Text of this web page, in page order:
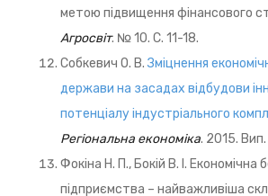
метою підвищення фінансового
Агросвіт. № 10. С. 11-18.
Собкевич О. В.Зміцнення
держави на засадах відбудови
потенціалу індустріального
Регіональна економіка. 2015.
Фокіна Н. П., Бокій В. І. Економічна
підприємства – найважливіша